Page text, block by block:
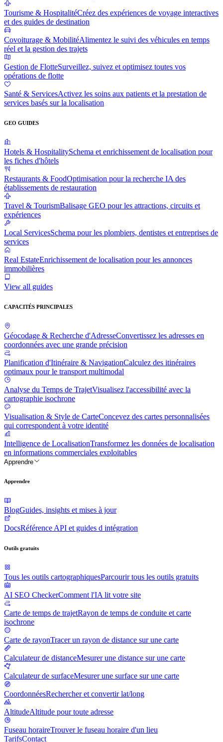
Tourisme & HospitalitéCréez des expériences de voyage interactives
et des guides de destination
Covoiturage & MobilitéAlimentez le suivi des véhicules en temps
réel et la gestion des trajets
Gestion de FlotteSurveillez, suivez et optimisez toutes vos
opérations de flotte
Santé & ServicesActivez les soins aux patients et la prestation de
services basés sur la localisation
GEO GUIDES
Hotels & HospitalitySchema et enrichissement de localisation pour
les fiches d'hôtels
Restaurants & FoodOptimisation pour la recherche IA des
établissements de restauration
Travel & TourismBalisage GEO pour les attractions, circuits et
expériences
Local ServicesSchema pour les plombiers, dentistes et entreprises de
services
Real EstateEnrichissement de localisation pour les annonces
immobilières
View all guides
CAPACITÉS PRINCIPALES
Géocodage & Recherche d'AdresseConvertissez les adresses en
coordonnées avec une grande précision
Planification d'Itinéraire & NavigationCalculez des itinéraires
optimaux pour le transport multimodal
Analyse du Temps de TrajetVisualisez l'accessibilité avec la
cartographie isochrone
Visualisation & Style de CarteConcevez des cartes personnalisées
qui correspondent à votre identité
Intelligence de LocalisationTransformez les données de localisation
en informations commerciales exploitables
Apprendre
Apprendre
BlogGuides, insights et mises à jour
DocsRéférence API et guides d intégration
Outils gratuits
Tous les outils cartographiquesParcourir tous les outils gratuits
AI SEO CheckerComment l'IA lit votre site
Carte de temps de trajetRayon de temps de conduite et carte
isochrone
Carte de rayonTracer un rayon de distance sur une carte
Calculateur de distanceMesurer une distance sur une carte
Calculateur de surfaceMesurer une surface sur une carte
CoordonnéesRechercher et convertir lat/long
AltitudeAltitude pour toute adresse
Fuseau horaireTrouver le fuseau horaire d'un lieu
TarifsContact